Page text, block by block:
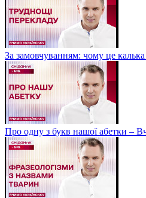
За замовчуванням: чому це
Про одну з букв нашої абетки –